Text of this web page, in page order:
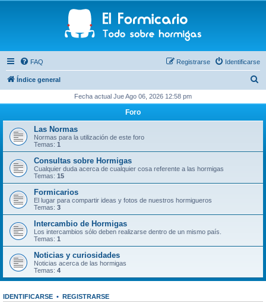
FAQ Identificarse
Registrarse
Índice general
c
r
Fecha actual Jue Ago 06, 2026 12:58 pm
Foro
Las Normas
Normas para la utilización de este foro
Temas: 1
Consultas sobre Hormigas
Cualquier duda acerca de cualquier cosa referente a las hormigas
Temas: 15
Formicarios
El lugar para compartir ideas y fotos de nuestros hormigueros
Temas: 3
Intercambio de Hormigas
Los intercambios sólo deben realizarse dentro de un mismo país.
Temas: 1
Noticias y curiosidades
Noticias acerca de las hormigas
Temas: 4
IDENTIFICARSE • REGISTRARSE